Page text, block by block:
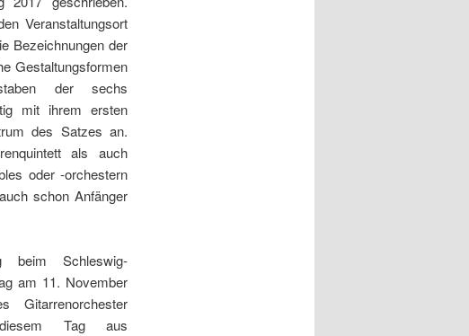
Veranstaltungsort
Bezeichnungen der
Gestaltungsformen
der sechs
mit ihrem ersten
des Satzes an.
als auch
oder -orchestern
schon Anfänger
beim Schleswig-
am 11. November
Tag aus